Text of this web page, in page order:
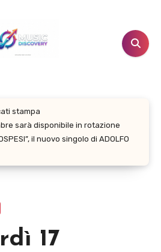
stampa
sarà disponibile in rotazione
il nuovo singolo di ADOLFO
17